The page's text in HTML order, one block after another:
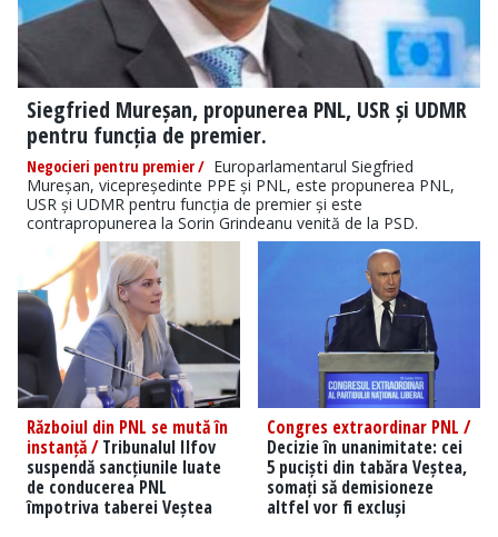
Siegfried Mureșan, propunerea PNL, USR și UDMR
pentru funcția de premier.
Negocieri pentru premier / Europarlamentarul Siegfried
Mureșan, vicepreședinte PPE și PNL, este propunerea PNL,
USR și UDMR pentru funcția de premier și este
contrapropunerea la Sorin Grindeanu venită de la PSD.
Războiul din PNL se mută în
instanță /Tribunalul Ilfov
suspendă sancțiunile luate
de conducerea PNL
împotriva taberei Veștea
Congres extraordinar PNL /
Decizie în unanimitate: cei
5 puciști din tabăra Veștea,
somați să demisioneze
altfel vor fi excluși